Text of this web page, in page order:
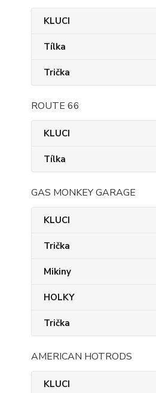
KLUCI
Tílka
Trička
ROUTE 66
KLUCI
Tílka
GAS MONKEY GARAGE
KLUCI
Trička
Mikiny
HOLKY
Trička
AMERICAN HOTRODS
KLUCI